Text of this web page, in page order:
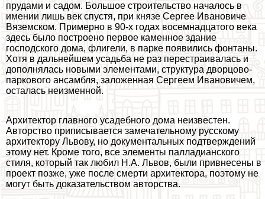
прудами и садом. Большое строительство началось в
имении лишь век спустя, при князе Сергее Ивановиче
Вяземском. Примерно в 90-х годах восемнадцатого века
здесь было построено первое каменное здание
господского дома, флигели, в парке появились фонтаны.
Хотя в дальнейшем усадьба не раз перестраивалась и
дополнялась новыми элементами, структура дворцово-
паркового ансамбля, заложенная Сергеем Ивановичем,
осталась неизменной.
Архитектор главного усадебного дома неизвестен.
Авторство приписывается замечательному русскому
архитектору Львову, но документальных подтверждений
этому нет. Кроме того, все элементы палладианского
стиля, который так любил Н.А. Львов, были привнесены в
проект позже, уже после cмepти архитектора, поэтому не
могут быть доказательством авторства.